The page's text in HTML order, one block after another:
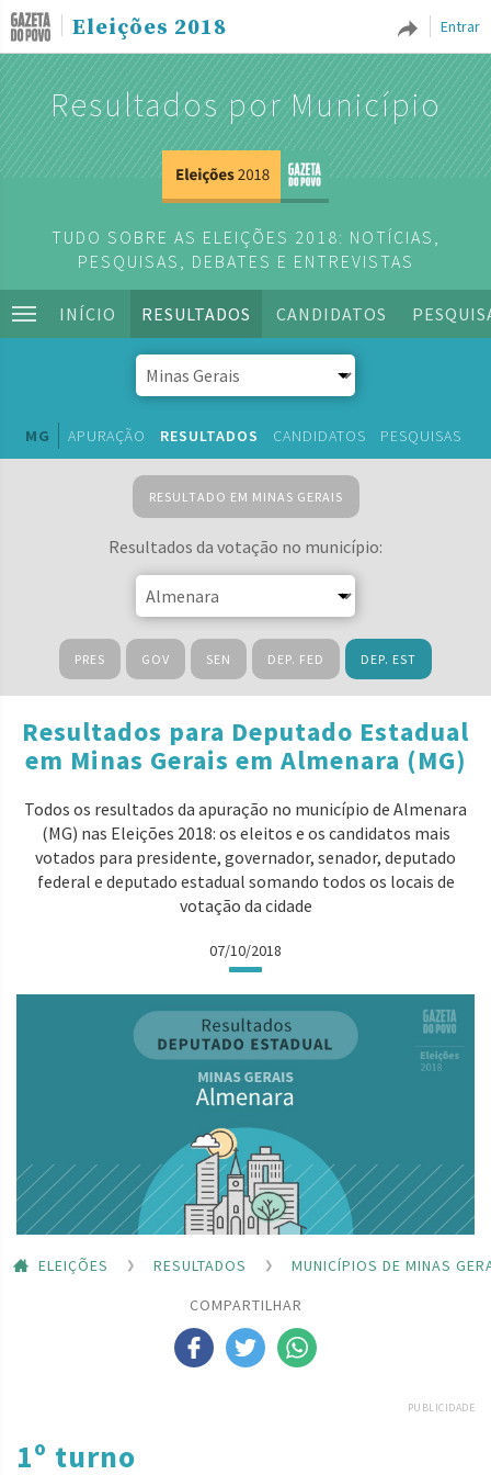
Entrar
Eleições 2018
Resultados por Município
TUDO SOBRE AS ELEIÇÕES 2018: NOTÍCIAS,
PESQUISAS, DEBATES E ENTREVISTAS
INÍCIO RESULTADOS CANDIDATOS
MG APURAÇÃO RESULTADOS CANDIDATOS PESQUISAS
RESULTADO EM MINAS GERAIS
Resultados da votação no município:
PRES GOV SEN DEP. FED DEP. EST
Resultados para Deputado Estadual
em Minas Gerais em Almenara (MG)
Todos os resultados da apuração no município de Almenara
(MG) nas Eleições 2018: os eleitos e os candidatos mais
votados para presidente, governador, senador, deputado
federal e deputado estadual somando todos os locais de
votação da cidade
07/10/2018
ELEIÇÕES RESULTADOS
MUNICÍPIOS DE MINAS
COMPARTILHAR
PUBLICIDADE
1º turno